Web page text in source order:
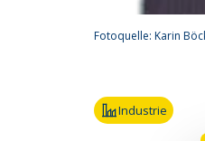
Fotoquelle: Karin
Industrie